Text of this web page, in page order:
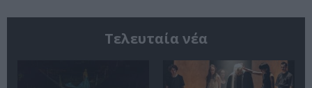
Τελευταία νέα